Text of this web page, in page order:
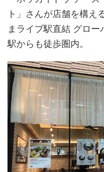
ト」さんが店舗を構え
まライブ駅直結 グロ
駅からも徒歩圏内。